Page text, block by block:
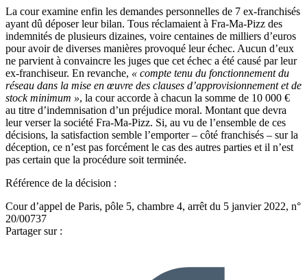
La cour examine enfin les demandes personnelles de 7 ex-franchisés
ayant dû déposer leur bilan. Tous réclamaient à Fra-Ma-Pizz des
indemnités de plusieurs dizaines, voire centaines de milliers d’euros
pour avoir de diverses manières provoqué leur échec. Aucun d’eux
ne parvient à convaincre les juges que cet échec a été causé par leur
ex-franchiseur. En revanche, « compte tenu du fonctionnement du
réseau dans la mise en œuvre des clauses d’approvisionnement et de
stock minimum », la cour accorde à chacun la somme de 10 000 €
au titre d’indemnisation d’un préjudice moral. Montant que devra
leur verser la société Fra-Ma-Pizz. Si, au vu de l’ensemble de ces
décisions, la satisfaction semble l’emporter – côté franchisés – sur la
déception, ce n’est pas forcément le cas des autres parties et il n’est
pas certain que la procédure soit terminée.
Référence de la décision :
Cour d’appel de Paris, pôle 5, chambre 4, arrêt du 5 janvier 2022, n°
20/00737
Partager sur :